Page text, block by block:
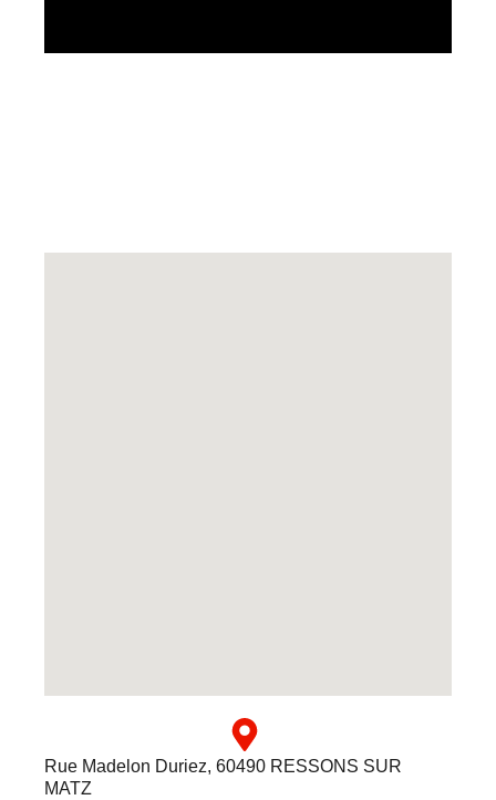
Rue Madelon Duriez, 60490 RESSONS SUR
MATZ